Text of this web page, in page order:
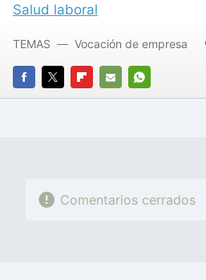
Salud laboral
FACEBOOK
TWITTERFLIPBOARD
E-
WHATSAPP
TEMAS Vocación de empresa
Comentarios cerrados